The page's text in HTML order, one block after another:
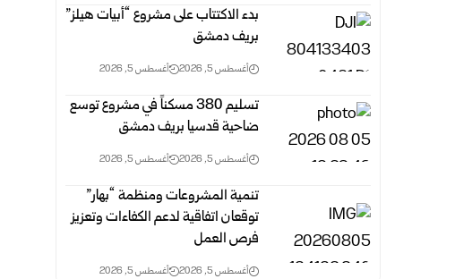
بدء الاكتتاب على مشروع “أبيات هيلز”
بريف دمشق
أغسطس 5, 2026 أغسطس 5, 2026
تسليم 380 مسكناً في مشروع توسع
ضاحية قدسيا بريف دمشق
أغسطس 5, 2026 أغسطس 5, 2026
تنمية المشروعات ومنظمة “بهار”
توقعان اتفاقية لدعم الكفاءات وتعزيز
فرص العمل
أغسطس 5, 2026 أغسطس 5, 2026